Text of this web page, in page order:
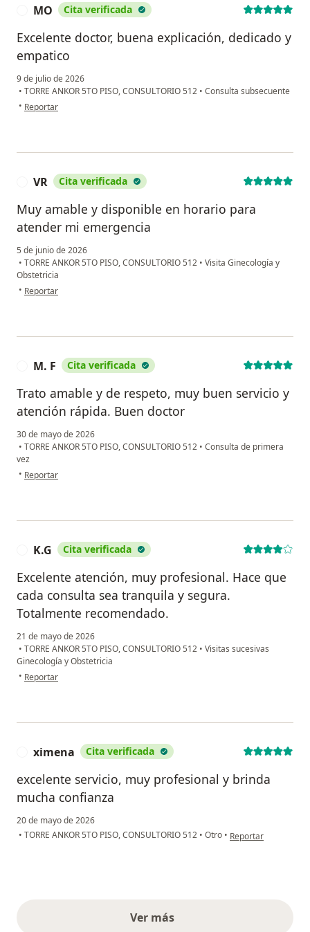
MO Cita verificada
Excelente doctor, buena explicación, dedicado y
empatico
9 de julio de 2026
• TORRE ANKOR 5TO PISO, CONSULTORIO 512 • Consulta subsecuente
• en opinión del usuario MO
Reportar
VR Cita verificada
Muy amable y disponible en horario para
atender mi emergencia
5 de junio de 2026
• TORRE ANKOR 5TO PISO, CONSULTORIO 512 • Visita Ginecología y
Obstetricia
• en opinión del usuario VR
Reportar
M. F Cita verificada
Trato amable y de respeto, muy buen servicio y
atención rápida. Buen doctor
30 de mayo de 2026
• TORRE ANKOR 5TO PISO, CONSULTORIO 512 • Consulta de primera
vez
• en opinión del usuario M. F
Reportar
K.G Cita verificada
Excelente atención, muy profesional. Hace que
cada consulta sea tranquila y segura.
Totalmente recomendado.
21 de mayo de 2026
• TORRE ANKOR 5TO PISO, CONSULTORIO 512 • Visitas sucesivas
Ginecología y Obstetricia
• en opinión del usuario K.G
Reportar
ximena Cita verificada
excelente servicio, muy profesional y brinda
mucha confianza
20 de mayo de 2026
• TORRE ANKOR 5TO PISO, CONSULTORIO 512 • Otro • en opinión del
Reportar
Ver másopiniones anteriores